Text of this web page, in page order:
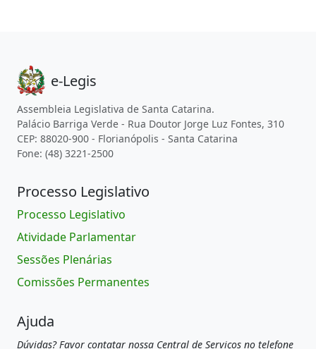
e-Legis
Assembleia Legislativa de Santa Catarina.
Palácio Barriga Verde - Rua Doutor Jorge Luz Fontes, 310
CEP: 88020-900 - Florianópolis - Santa Catarina
Fone: (48) 3221-2500
Processo Legislativo
Processo Legislativo
Atividade Parlamentar
Sessões Plenárias
Comissões Permanentes
Ajuda
Dúvidas? Favor contatar nossa Central de Serviços no telefone